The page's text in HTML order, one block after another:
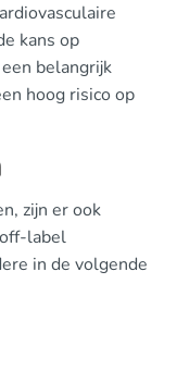
kans op
belangrijk
hoog risico op
zijn er ook
label
in de volgende